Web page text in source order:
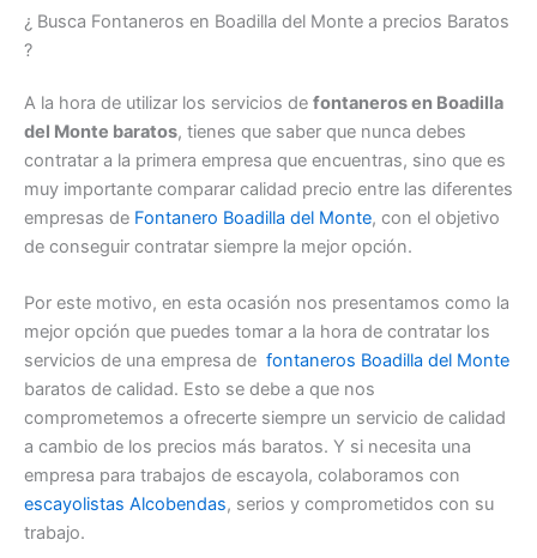
¿ Busca Fontaneros en Boadilla del Monte a precios Baratos
?
A la hora de utilizar los servicios de fontaneros en Boadilla
del Monte baratos, tienes que saber que nunca debes
contratar a la primera empresa que encuentras, sino que es
muy importante comparar calidad precio entre las diferentes
empresas de Fontanero Boadilla del Monte, con el objetivo
de conseguir contratar siempre la mejor opción.
Por este motivo, en esta ocasión nos presentamos como la
mejor opción que puedes tomar a la hora de contratar los
servicios de una empresa de fontaneros Boadilla del Monte
baratos de calidad. Esto se debe a que nos
comprometemos a ofrecerte siempre un servicio de calidad
a cambio de los precios más baratos. Y si necesita una
empresa para trabajos de escayola, colaboramos con
escayolistas Alcobendas, serios y comprometidos con su
trabajo.